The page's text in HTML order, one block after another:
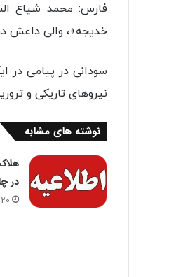
فارس: محمد شیاع
خدیجه»، والی داعش
سودانی در پیامی در
نیروهای تاریکی و
نوشته های مشابه
در